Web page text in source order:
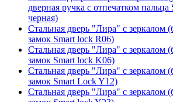
дверная ручка с отпечатком
черная)
Стальная дверь "Лира" с зеркалом
замок Smart lock R06)
Стальная дверь "Лира" с зеркалом
замок Smart lock K06)
Стальная дверь "Лира" с зеркалом
замок Smart Lock Y12)
Стальная дверь "Лира" с зеркалом